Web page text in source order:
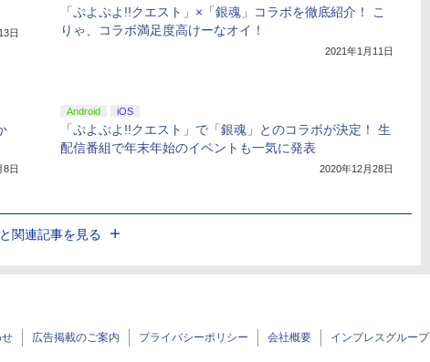
日
「ぷよぷよ!!クエスト」×「銀魂」コラボを徹底紹介！ こ
りゃ、コラボ満足度高けーなオイ！
2021年1月11日
8日
Android iOS
「ぷよぷよ!!クエスト」で「銀魂」とのコラボが決定！ 生
配信番組で年末年始のイベントも一気に発表
2020年12月28日
関連記事を見る
せ 広告掲載のご案内 プライバシーポリシー 会社概要 インプレスグループ